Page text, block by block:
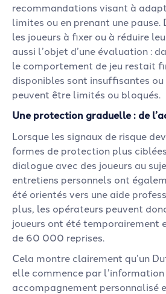
recommandations visant à
limites ou en prenant une
les joueurs à fixer ou à réduire
aussi l’objet d’une évaluation :
le comportement de jeu restait
disponibles sont insuffisantes
peuvent être limités ou bloqués.
Une protection graduelle : de
Lorsque les signaux de risque
formes de protection plus
dialogue avec des joueurs au
entretiens personnels ont
été orientés vers une aide
plus, les opérateurs peuvent
joueurs ont été temporairement
de 60 000 reprises.
Cela montre clairement qu’un
elle commence par
accompagnement personnalisé